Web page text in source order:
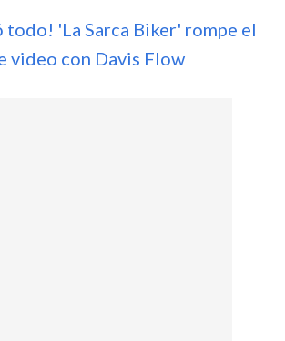
todo! 'La Sarca Biker' rompe el
video con Davis Flow